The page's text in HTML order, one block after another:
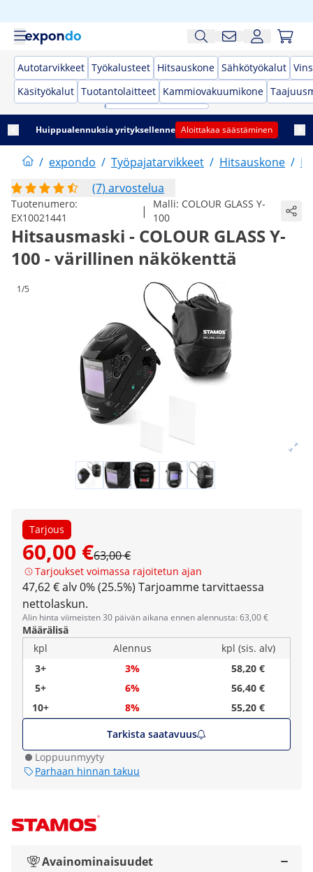
Autotarvikkeet Työkalusteet Hitsauskone Sähkötyökalut
Käsityökalut Tuotantolaitteet Kammiovakuumikone
Huippualennuksia yrityksellenne Aloittakaa säästäminen
/ expondo / Työpajatarvikkeet / Hitsauskone /
(7) arvostelua
Tuotenumero:
EX10021441
| Malli: COLOUR GLASS Y-
100
Hitsausmaski - COLOUR GLASS Y-
100 - värillinen näkökenttä
1/5
Tarjous
60,00 €63,00 €
Tarjoukset voimassa rajoitetun ajan
47,62 € alv 0% (25.5%) Tarjoamme tarvittaessa
nettolaskun.
Alin hinta viimeisten 30 päivän aikana ennen alennusta: 63,00 €
Määrälisä
kpl
Alennus
kpl (sis. alv)
3+
3%
58,20 €
5+
6%
56,40 €
10+
8%
55,20 €
Tarkista saatavuus
Loppuunmyyty
Parhaan hinnan takuu
Avainominaisuudet